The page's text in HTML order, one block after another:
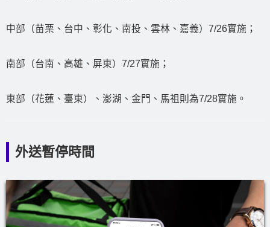
中部（苗栗、台中、彰化、南投、雲林、嘉義）7/26實施；
南部（台南、高雄、屏東）7/27實施；
東部（花蓮、臺東）、澎湖、金門、馬祖則為7/28實施。
外送暫停時間